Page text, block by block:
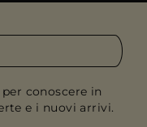
conoscere in
e i nuovi arrivi.